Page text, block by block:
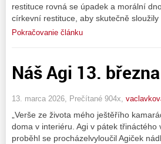
restituce rovná se úpadek a morální
církevní restituce, aby skutečně
Pokračovanie článku
Náš Agi 13.
13. marca 2026, Prečítané 904x,
„Verše ze života mého ještěřího
doma v interiéru. Agi v pátek
proběhl se procházelvyloučil Agiček